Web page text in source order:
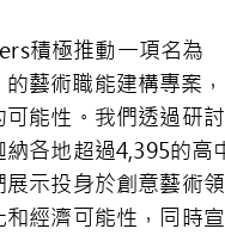
積極推動一項名為
藝術職能建構專案
可能性。我們透過研
各地超過4,395的高
展示投身於創意藝術
和經濟可能性，同時